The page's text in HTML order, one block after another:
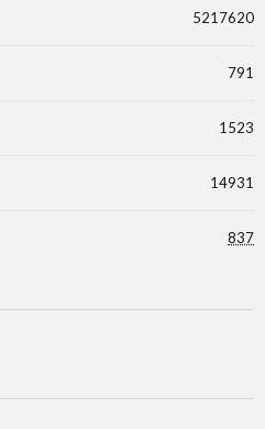
5217620
791
1523
14931
837